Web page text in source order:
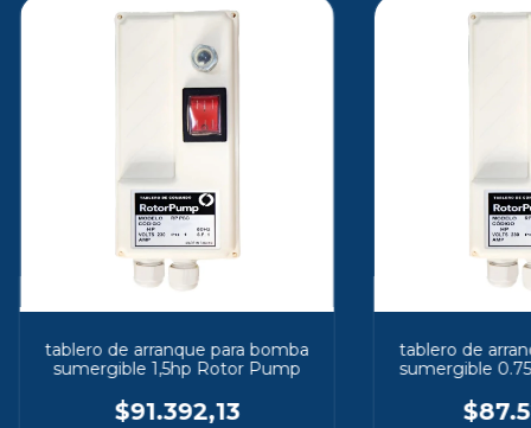
tablero de arranque para bomba
sumergible 1,5hp Rotor Pump
$91.392,13
tablero de
sumergible